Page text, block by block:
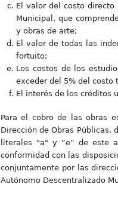
El valor del costo
Municipal, que
y obras de arte;
El valor de todas las
fortuito;
Los costos de los
exceder del 5% del costo
El interés de los créditos
Para el cobro de las obras
Dirección de Obras Públicas,
literales "a" y “e” de este
conformidad con las
conjuntamente por las
Autónomo Descentralizado